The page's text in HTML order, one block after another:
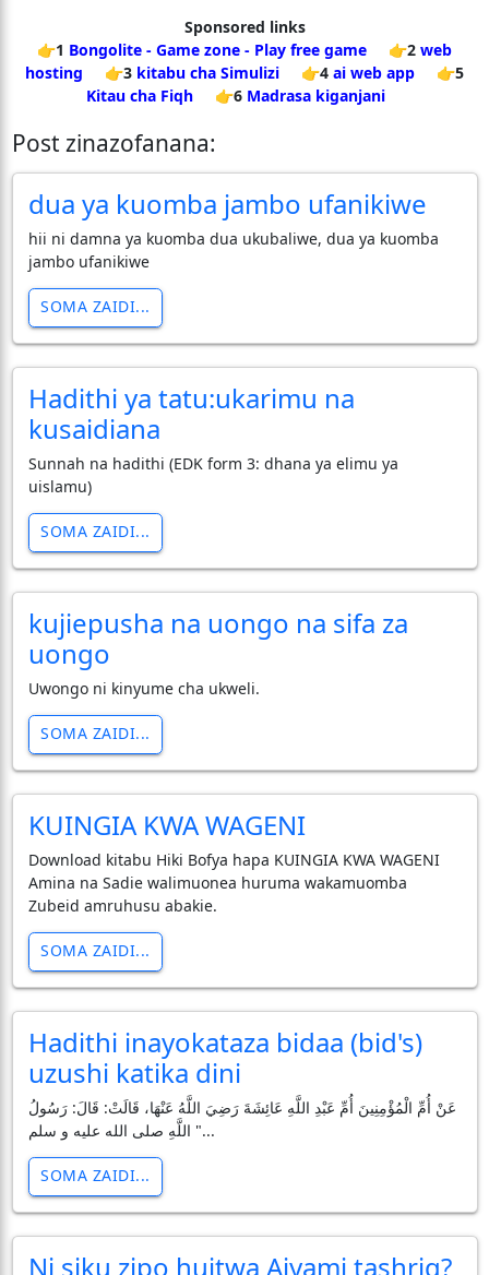
Sponsored links
👉1 Bongolite - Game zone - Play free game 👉2 web
hosting
👉3 kitabu cha Simulizi 👉4 ai web app
👉5
Kitau cha Fiqh
👉6 Madrasa kiganjani
Post zinazofanana:
dua ya kuomba jambo ufanikiwe
hii ni damna ya kuomba dua ukubaliwe, dua ya kuomba
jambo ufanikiwe
SOMA ZAIDI...
Hadithi ya tatu:ukarimu na
kusaidiana
Sunnah na hadithi (EDK form 3: dhana ya elimu ya
uislamu)
SOMA ZAIDI...
kujiepusha na uongo na sifa za
uongo
Uwongo ni kinyume cha ukweli.
SOMA ZAIDI...
KUINGIA KWA WAGENI
Download kitabu Hiki Bofya hapa KUINGIA KWA WAGENI
Amina na Sadie walimuonea huruma wakamuomba
Zubeid amruhusu abakie.
SOMA ZAIDI...
Hadithi inayokataza bidaa (bid's)
uzushi katika dini
عَنْ أُمِّ الْمُؤْمِنِينَ أُمِّ عَبْدِ اللَّهِ عَائِشَةَ رَضِيَ اللَّهُ عَنْهَا، قَالَتْ: قَالَ: رَسُولُ
اللَّهِ صلى الله عليه و سلم "...
SOMA ZAIDI...
Ni siku zipo huitwa Aiyami tashriq?